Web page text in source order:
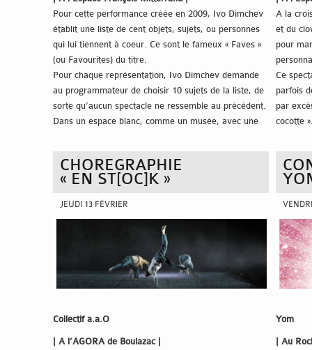
Pour cette performance créée en 2009, Ivo Dimchev
établit une liste de cent objets, sujets, ou personnes
qui lui tiennent à coeur. Ce sont le fameux « Faves »
(ou Favourites) du titre.
Pour chaque représentation, Ivo Dimchev demande
au programmateur de choisir 10 sujets de la liste, de
sorte qu’aucun spectacle ne ressemble au précédent.
Dans un espace blanc, comme un musée, avec une
folles. Et cette boîte à musique déclenche chez lui une
excitation immédiate de tout le corps pour danser.
Entre danse, théâtre et tour de chant nous sommes
laboratoire, Ivo Dimchev explore les limites de
l’intime et du public, en allant même jusqu’au
A la
et du
pour
Ce
parfois
par
cocotte
CHOREGRAPHIE
« EN ST[OC]K »
JEUDI 13 FÉVRIER
Collectif a.a.O
| A l’AGORA de Boulazac |
Yom
| Au